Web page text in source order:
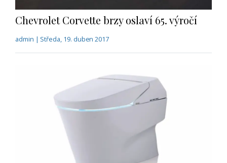
Chevrolet Corvette brzy oslaví 65. výročí
admin | Středa, 19. duben 2017